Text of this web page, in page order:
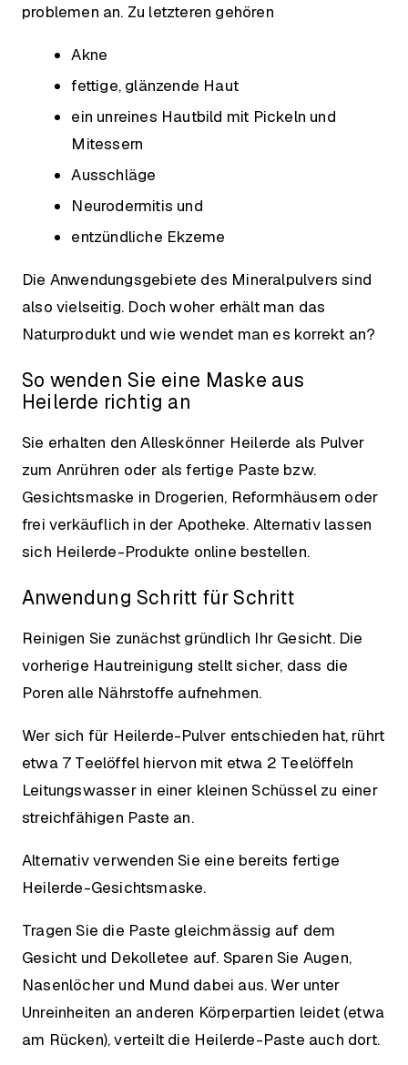
problemen an. Zu letzteren gehören
Akne
fettige, glänzende Haut
ein unreines Hautbild mit Pickeln und
Mitessern
Ausschläge
Neurodermitis und
entzündliche Ekzeme
Die Anwendungsgebiete des Mineralpulvers sind
also vielseitig. Doch woher erhält man das
Naturprodukt und wie wendet man es korrekt an?
So wenden Sie eine Maske aus
Heilerde richtig an
Sie erhalten den Alleskönner Heilerde als Pulver
zum Anrühren oder als fertige Paste bzw.
Gesichtsmaske in Drogerien, Reformhäusern oder
frei verkäuflich in der Apotheke. Alternativ lassen
sich Heilerde-Produkte online bestellen.
Anwendung Schritt für Schritt
Reinigen Sie zunächst gründlich Ihr Gesicht. Die
vorherige Hautreinigung stellt sicher, dass die
Poren alle Nährstoffe aufnehmen.
Wer sich für Heilerde-Pulver entschieden hat, rührt
etwa 7 Teelöffel hiervon mit etwa 2 Teelöffeln
Leitungswasser in einer kleinen Schüssel zu einer
streichfähigen Paste an.
Alternativ verwenden Sie eine bereits fertige
Heilerde-Gesichtsmaske.
Tragen Sie die Paste gleichmässig auf dem
Gesicht und Dekolletee auf. Sparen Sie Augen,
Nasenlöcher und Mund dabei aus. Wer unter
Unreinheiten an anderen Körperpartien leidet (etwa
am Rücken), verteilt die Heilerde-Paste auch dort.